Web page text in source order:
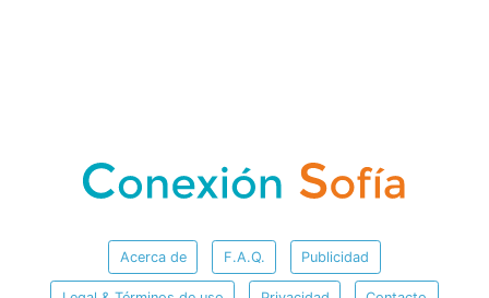
Acerca de F.A.Q. Publicidad